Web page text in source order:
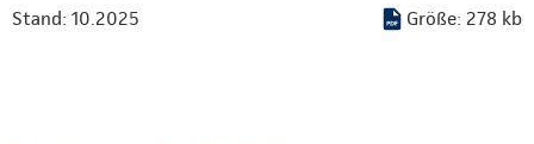
Stand: 10.2025 Größe: 278 kb